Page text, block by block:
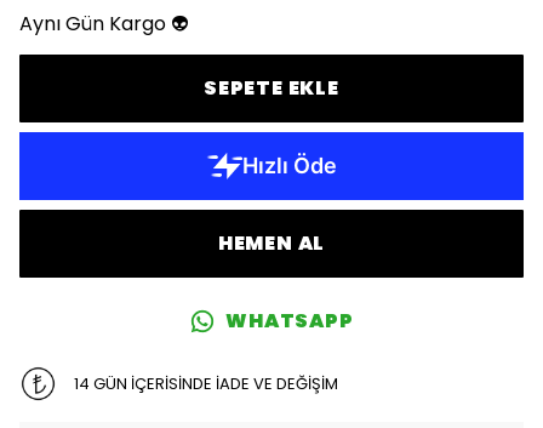
Aynı Gün Kargo 👽
SEPETE EKLE
HEMEN AL
WHATSAPP
14 GÜN İÇERİSİNDE İADE VE DEĞİŞİM